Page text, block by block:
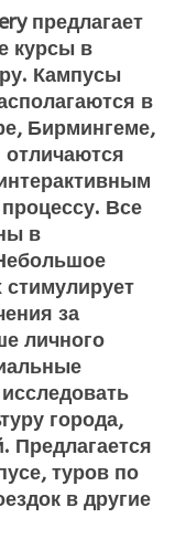
предлагает
курсы в
Кампусы
в
Бирмингеме,
Все
в
стимулирует
за
личного
города,
Предлагается
туров по
в другие